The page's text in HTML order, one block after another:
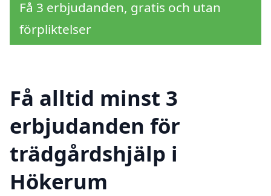
Få 3 erbjudanden, gratis och utan
förpliktelser
Få alltid minst 3
erbjudanden för
trädgårdshjälp i
Hökerum